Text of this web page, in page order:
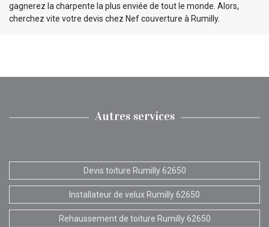
gagnerez la charpente la plus enviée de tout le monde. Alors,
cherchez vite votre devis chez Nef couverture à Rumilly.
Autres services
Devis toiture Rumilly 62650
Installateur de velux Rumilly 62650
Rehaussement de toiture Rumilly 62650